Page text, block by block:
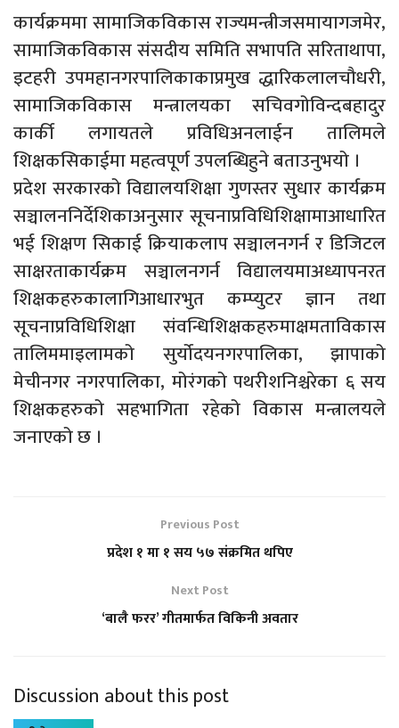
कार्यक्रममा सामाजिकविकास राज्यमन्त्रीजसमायागजमेर,
सामाजिकविकास संसदीय समिति सभापति सरिताथापा,
इटहरी उपमहानगरपालिकाकाप्रमुख द्धारिकलालचौधरी,
सामाजिकविकास मन्त्रालयका सचिवगोविन्दबहादुर
कार्की लगायतले प्रविधिअनलाईन तालिमले
शिक्षकसिकाईमा महत्वपूर्ण उपलब्धिहुने बताउनुभयो ।
प्रदेश सरकारको विद्यालयशिक्षा गुणस्तर सुधार कार्यक्रम
सञ्चालननिर्देशिकाअनुसार सूचनाप्रविधिशिक्षामाआधारित
भई शिक्षण सिकाई क्रियाकलाप सञ्चालनगर्न र डिजिटल
साक्षरताकार्यक्रम सञ्चालनगर्न विद्यालयमाअध्यापनरत
शिक्षकहरुकालागिआधारभुत कम्प्युटर ज्ञान तथा
सूचनाप्रविधिशिक्षा संवन्धिशिक्षकहरुमाक्षमताविकास
तालिममाइलामको सुर्योदयनगरपालिका, झापाको
मेचीनगर नगरपालिका, मोरंगको पथरीशनिश्चरेका ६ सय
शिक्षकहरुको सहभागिता रहेको विकास मन्त्रालयले
जनाएको छ ।
Previous Post
प्रदेश १ मा १ सय ५७ संक्रमित थपिए
Next Post
‘बालै फरर’ गीतमार्फत विकिनी अवतार
Discussion about this post